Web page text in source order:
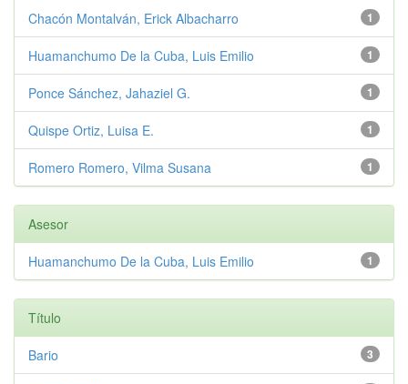
1
Chacón Montalván, Erick Albacharro
1
Huamanchumo De la Cuba, Luis Emilio
1
Ponce Sánchez, Jahaziel G.
1
Quispe Ortiz, Luisa E.
1
Romero Romero, Vilma Susana
Asesor
1
Huamanchumo De la Cuba, Luis Emilio
Título
3
Bario